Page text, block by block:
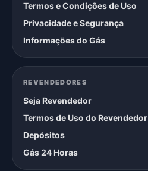
Termos e Condições de Uso
Privacidade e Segurança
Informações do Gás
REVENDEDORES
Seja Revendedor
Termos de Uso do Revendedor
Depósitos
Gás 24 Horas